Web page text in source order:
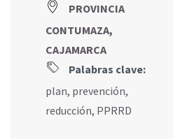
PROVINCIA
CONTUMAZA,
CAJAMARCA
Palabras clave:
plan, prevención,
reducción, PPRRD